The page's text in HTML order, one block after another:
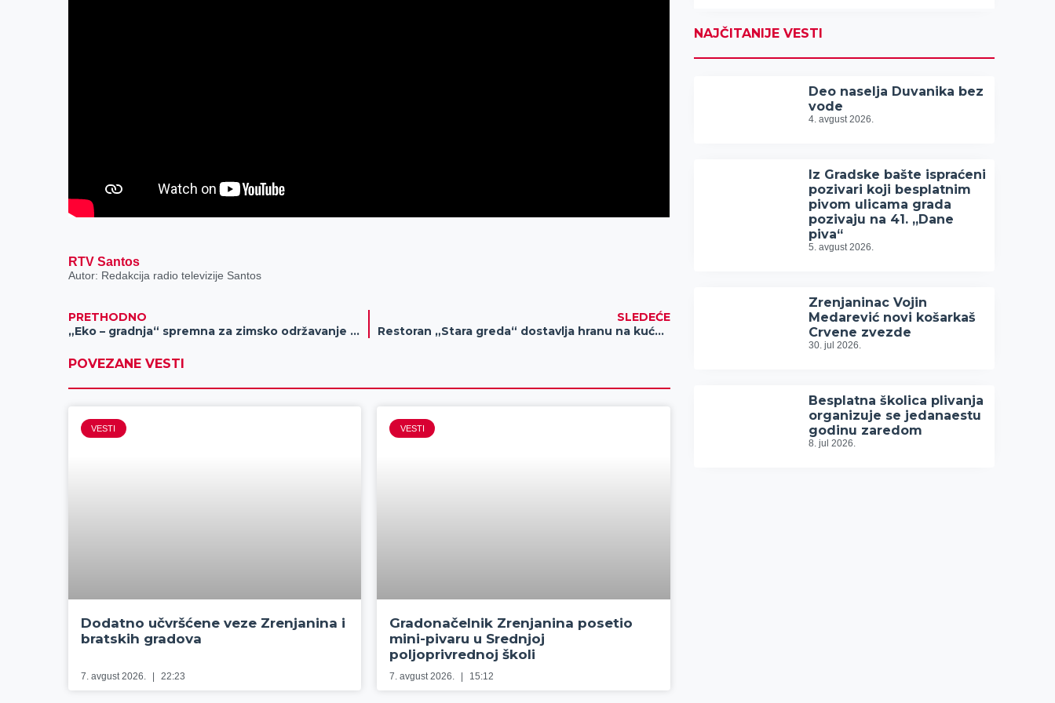
RTV Santos
Autor: Redakcija radio televizije Santos
PRETHODNO
„Eko – gradnja“ spremna za zimsko održavanje puteva
SLEDEĆE
Restoran „Stara greda“ dostavlja hranu na kućnu adresu
POVEZANE VESTI
VESTI
Dodatno učvršćene veze Zrenjanina i
bratskih gradova
7. avgust 2026. 22:23
VESTI
Gradonačelnik Zrenjanina posetio
mini-pivaru u Srednjoj
poljoprivrednoj školi
7. avgust 2026. 15:12
NAJČITANIJE VESTI
Deo naselja Duvanika bez
vode
4. avgust 2026.
Iz Gradske bašte ispraćeni
pozivari koji besplatnim
pivom ulicama grada
pozivaju na 41. „Dane
piva“
5. avgust 2026.
Zrenjaninac Vojin
Medarević novi košarkaš
Crvene zvezde
30. jul 2026.
Besplatna školica plivanja
organizuje se jedanaestu
godinu zaredom
8. jul 2026.